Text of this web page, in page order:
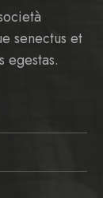
senectus et
egestas.